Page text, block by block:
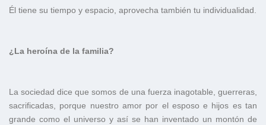
Él tiene su tiempo y espacio, aprovecha también tu individualidad.
¿La heroína de la familia?
La sociedad dice que somos de una fuerza inagotable, guerreras,
sacrificadas, porque nuestro amor por el esposo e hijos es tan
grande como el universo y así se han inventado un montón de